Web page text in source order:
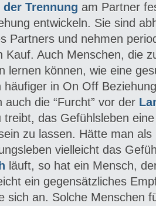
Trennung am Partner
entwickeln. Sie sind
Partners und nehmen
Kauf. Auch Menschen, die
lernen können, wie eine
häufiger in On Off
die “Furcht” vor der
treibt, das Gefühlsleben
zu lassen. Hätte man
vielleicht das
läuft, so hat ein Mensch,
ein gegensätzliches
sich an. Solche Menschen